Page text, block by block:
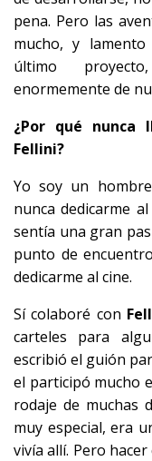
pena. Pero las
mucho, y
último
enormemente de
¿Por qué nunca
Fellini?
Yo soy un
nunca dedicarme al
sentía una gran
punto de
dedicarme al cine.
Sí colaboré con
carteles para
escribió el guión
el participó mucho
rodaje de muchas
muy especial, era
vivía allí. Pero